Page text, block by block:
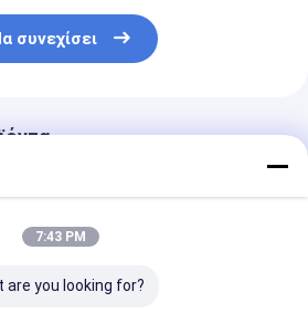
συνεχίσει
7:43 PM
are you looking for?